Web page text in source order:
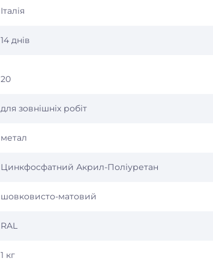
Італія
14 днів
20
для зовнішніх робіт
метал
Цинкфосфатний Акрил-Поліуретан
шовковисто-матовий
RAL
1 кг